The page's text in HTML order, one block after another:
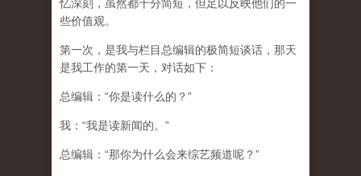
忆深刻，虽然都十分简短，但足以反映他们的一
些价值观。
第一次，是我与栏目总编辑的极简短谈话，那天
是我工作的第一天，对话如下：
总编辑：“你是读什么的？”
我：“我是读新闻的。”
总编辑：“那你为什么会来综艺频道呢？”